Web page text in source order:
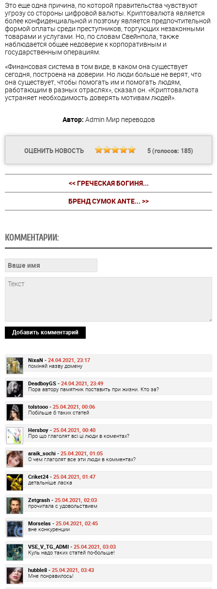
Это еще одна причина, по которой правительства чувствуют
угрозу со стороны цифровой валюты. Криптовалюта является
более конфиденциальной и поэтому является предпочтительной
формой оплаты среди преступников, торгующих незаконными
товарами и услугами. Но, по словам Свейнпола, также
наблюдается общее недоверие к корпоративным и
государственным операциям.
«Финансовая система в том виде, в каком она существует
сегодня, построена на доверии. Но люди больше не верят, что
она существует, чтобы помогать им и помогать людям,
работающим в разных отраслях», сказал он. «Криптовалюта
устраняет необходимость доверять мотивам людей».
Автор: Admin Мир переводов
ОЦЕНИТЬ НОВОСТЬ 5(голосов: 185)
<< ГРЕЧЕСКАЯ БОГИНЯ...
БРЕНД СУМОК ANTE... >>
КОММЕНТАРИИ:
Добавить комментарий
NixaN - 24.04.2021, 23:17
поміняй назву домену
DeadboyGS - 24.04.2021, 23:49
Пора автору памятник поставить при жизни. Кто за?
tolstooo - 25.04.2021, 00:06
Побільше б таких статей
Hersboy - 25.04.2021, 00:40
Про що глаголят всі ці люди в коментах?
araik_sochi - 25.04.2021, 01:05
О чем глаголят все эти люди в комментах?
Criket24 - 25.04.2021, 01:47
детальніше ласка
Zetgrash - 25.04.2021, 02:03
прочитала с удовольствием
Morselas - 25.04.2021, 02:45
вне конкуренции
VSE_V_TG_ADMI - 25.04.2021, 03:03
Куль надо таких статей по-больше!
hubble8 - 25.04.2021, 03:43
Мне понравилось!